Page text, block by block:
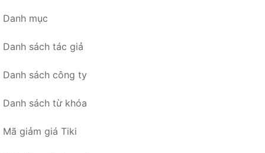
Danh mục
Danh sách tác giả
Danh sách công ty
Danh sách từ khóa
Mã giảm giá Tiki